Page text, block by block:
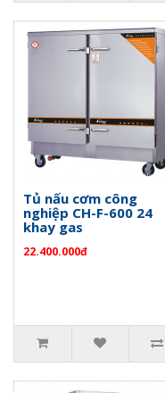
Tủ nấu cơm công
nghiệp CH-F-600 24
khay gas
22.400.000đ